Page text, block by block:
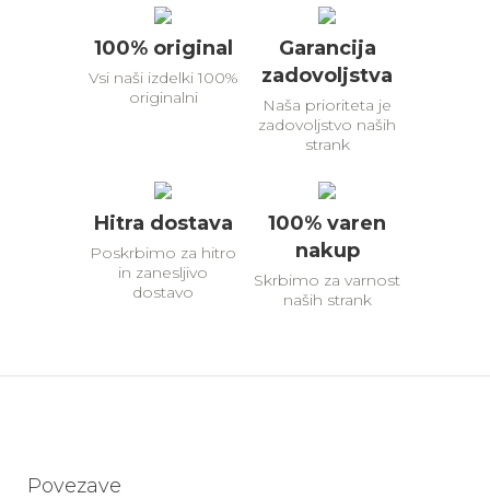
100% original
Vsi naši izdelki 100%
originalni
Garancija
zadovoljstva
Naša prioriteta je
zadovoljstvo naših
strank
Hitra dostava
Poskrbimo za hitro
in zanesljivo
dostavo
100% varen
nakup
Skrbimo za varnost
naših strank
Povezave